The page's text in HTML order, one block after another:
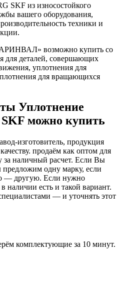
SKF из износостойкого
вашего оборудования,
техники и
возможно купить со
для деталей, совершающих
уплотнения для
для вращающихся
Уплотнение
можно купить
изготовитель, продукция
продаём как оптом для
за наличный расчет. Если Вы
одну марку, если
— другую. Если нужно
есть и такой вариант.
— и уточнять этот
комплектующие за 10 минут.